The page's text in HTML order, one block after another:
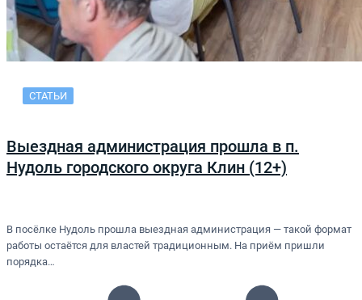
СТАТЬИ
Выездная администрация прошла в п.
Нудоль городского округа Клин (12+)
В посёлке Нудоль прошла выездная администрация — такой формат
работы остаётся для властей традиционным. На приём пришли
порядка…